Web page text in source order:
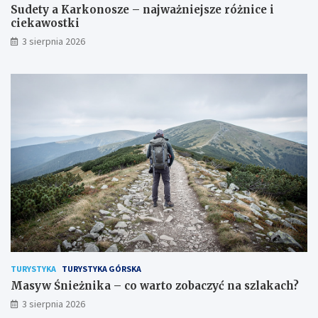
Sudety a Karkonosze – najważniejsze różnice i
ciekawostki
3 sierpnia 2026
TURYSTYKA TURYSTYKA GÓRSKA
Masyw Śnieżnika – co warto zobaczyć na szlakach?
3 sierpnia 2026